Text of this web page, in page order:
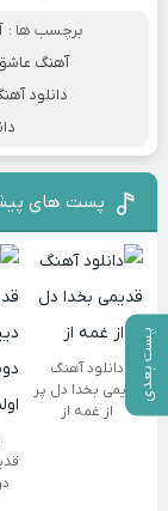
پست بعدی
برچسب ها :
آهنگ
دانلود
پست های
دانلود آهنگ
قدیمی بخدا دل پر
از غمه از